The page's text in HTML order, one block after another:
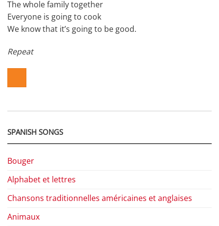
The whole family together
Everyone is going to cook
We know that it’s going to be good.
Repeat
SPANISH SONGS
Bouger
Alphabet et lettres
Chansons traditionnelles américaines et anglaises
Animaux